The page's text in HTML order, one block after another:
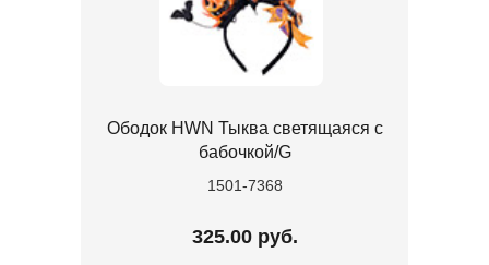
Ободок HWN Тыква светящаяся с
бабочкой/G
1501-7368
325.00 руб.